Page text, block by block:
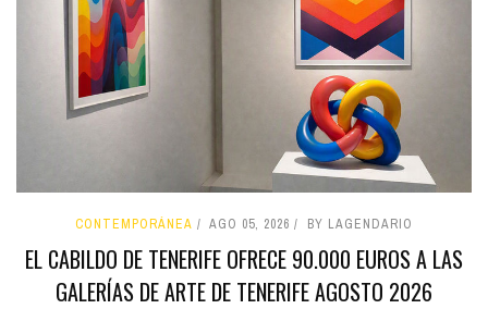
CONTEMPORÁNEA AGO 05, 2026 BY LAGENDARIO
EL CABILDO DE TENERIFE OFRECE 90.000 EUROS A LAS
GALERÍAS DE ARTE DE TENERIFE AGOSTO 2026